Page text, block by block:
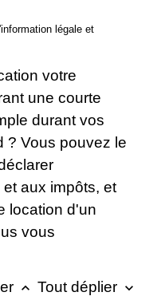
légale et
votre
une courte
durant vos
? Vous pouvez le
aux impôts, et
location d'un
vous
keyboard_arrow_up Tout déplier keyboard_arrow_down